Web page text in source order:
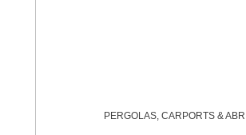
PERGOLAS, CARPORTS &